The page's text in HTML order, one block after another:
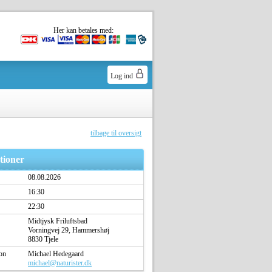
Her kan betales med:
Log ind
tilbage til oversigt
08.08.2026
16:30
22:30
Midtjysk Friluftsbad
Vorningvej 29, Hammershøj
8830 Tjele
Michael Hedegaard
michael@naturister.dk